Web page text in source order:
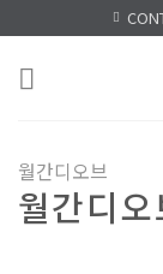
to
content
월간디오브
월간디